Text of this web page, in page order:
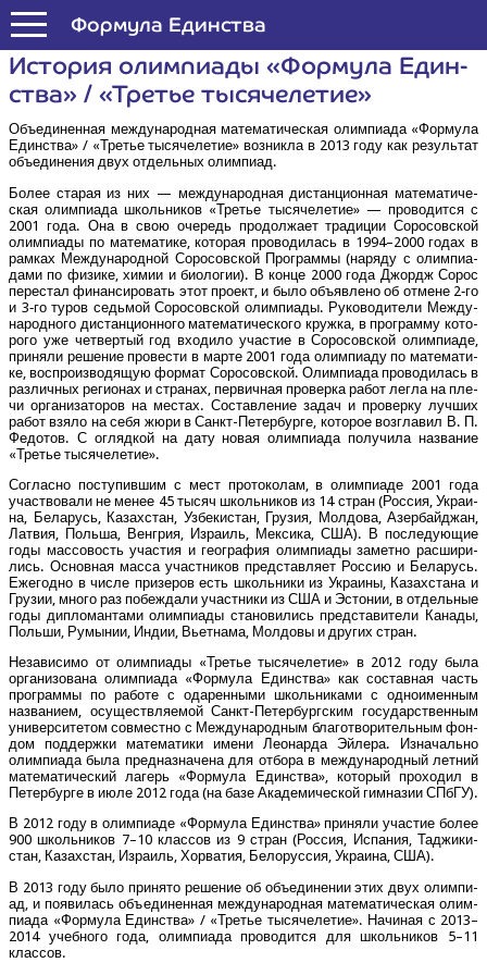
Формула Единства
Исто­рия олим­пи­а­ды «Фор­му­ла Един­
ства» / «Тре­тье тысячелетие»
Объ­еди­нен­ная меж­ду­на­род­ная мате­ма­ти­че­ская олим­пи­а­да «Фор­му­ла
Един­ства» / «Тре­тье тыся­че­ле­тие» воз­ник­ла в 2013 году как резуль­тат
объ­еди­не­ния двух отдель­ных олимпиад.
Более ста­рая из них — меж­ду­на­род­ная дистан­ци­он­ная мате­ма­ти­че­
ская олим­пи­а­да школь­ни­ков «Тре­тье тыся­че­ле­тие» — про­во­дит­ся с
2001 года. Она в свою оче­редь про­дол­жа­ет тра­ди­ции Соро­сов­ской
олим­пи­а­ды по мате­ма­ти­ке, кото­рая про­во­ди­лась в 1994–2000 годах в
рам­ках Меж­ду­на­род­ной Соро­сов­ской Про­грам­мы (наря­ду с олим­пи­а­
да­ми по физи­ке, химии и био­ло­гии). В кон­це 2000 года Джордж Сорос
пере­стал финан­си­ро­вать этот про­ект, и было объ­яв­ле­но об отмене 2‑го
и 3‑го туров седь­мой Соро­сов­ской олим­пи­а­ды. Руко­во­ди­те­ли Меж­ду­
на­род­но­го дистан­ци­он­но­го мате­ма­ти­че­ско­го круж­ка, в про­грам­му кото­
ро­го уже чет­вер­тый год вхо­ди­ло уча­стие в Соро­сов­ской олим­пиа­де,
при­ня­ли реше­ние про­ве­сти в мар­те 2001 года олим­пи­а­ду по мате­ма­ти­
ке, вос­про­из­во­дя­щую фор­мат Соро­сов­ской. Олим­пи­а­да про­во­ди­лась в
раз­лич­ных реги­о­нах и стра­нах, пер­вич­ная про­вер­ка работ лег­ла на пле­
чи орга­ни­за­то­ров на местах. Состав­ле­ние задач и про­вер­ку луч­ших
работ взя­ло на себя жюри в Санкт-Петер­бур­ге, кото­рое воз­гла­вил В. П.
Федо­тов. С огляд­кой на дату новая олим­пи­а­да полу­чи­ла назва­ние
«Тре­тье тысячелетие».
Соглас­но посту­пив­шим с мест про­то­ко­лам, в олим­пиа­де 2001 года
участ­во­ва­ли не менее 45 тысяч школь­ни­ков из 14 стран (Рос­сия, Укра­и­
на, Бела­русь, Казах­стан, Узбе­ки­стан, Гру­зия, Мол­до­ва, Азер­бай­джан,
Лат­вия, Поль­ша, Вен­грия, Изра­иль, Мек­си­ка, США). В после­ду­ю­щие
годы мас­со­вость уча­стия и гео­гра­фия олим­пи­а­ды замет­но рас­ши­ри­
лись. Основ­ная мас­са участ­ни­ков пред­став­ля­ет Рос­сию и Бела­русь.
Еже­год­но в чис­ле при­зе­ров есть школь­ни­ки из Укра­и­ны, Казах­ста­на и
Гру­зии, мно­го раз побеж­да­ли участ­ни­ки из США и Эсто­нии, в отдель­ные
годы дипло­ман­та­ми олим­пи­а­ды ста­но­ви­лись пред­ста­ви­те­ли Кана­ды,
Поль­ши, Румы­нии, Индии, Вьет­на­ма, Мол­до­вы и дру­гих стран.
Неза­ви­си­мо от олим­пи­а­ды «Тре­тье тыся­че­ле­тие» в 2012 году была
орга­ни­зо­ва­на олим­пи­а­да «Фор­му­ла Един­ства» как состав­ная часть
про­грам­мы по рабо­те с ода­рен­ны­ми школь­ни­ка­ми с одно­имен­ным
назва­ни­ем, осу­ществ­ля­е­мой Санкт-Петер­бург­ским госу­дар­ствен­ным
уни­вер­си­те­том сов­мест­но с Меж­ду­на­род­ным бла­го­тво­ри­тель­ным фон­
дом под­держ­ки мате­ма­ти­ки име­ни Лео­нар­да Эйле­ра. Изна­чаль­но
олим­пи­а­да была пред­на­зна­че­на для отбо­ра в меж­ду­на­род­ный лет­ний
мате­ма­ти­че­ский лагерь «Фор­му­ла Един­ства», кото­рый про­хо­дил в
Петер­бур­ге в июле 2012 года (на базе Ака­де­ми­че­ской гим­на­зии СПбГУ).
В 2012 году в олим­пиа­де «Фор­му­ла Един­ства» при­ня­ли уча­стие более
900 школь­ни­ков 7–10 клас­сов из 9 стран (Рос­сия, Испа­ния, Таджи­ки­
стан, Казах­стан, Изра­иль, Хор­ва­тия, Бело­рус­сия, Укра­и­на, США).
В 2013 году было при­ня­то реше­ние об объ­еди­не­нии этих двух олим­пи­
ад, и появи­лась объ­еди­нен­ная меж­ду­на­род­ная мате­ма­ти­че­ская олим­
пи­а­да «Фор­му­ла Един­ства» / «Тре­тье тыся­че­ле­тие». Начи­ная с 2013–
2014 учеб­но­го года, олим­пи­а­да про­во­дит­ся для школь­ни­ков 5–11
классов.